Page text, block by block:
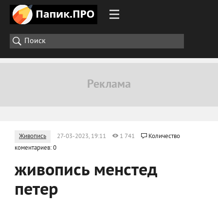
Живопись 27-03-2023, 19:11 1 741
Количество
коментариев: 0
живопись менстед
петер